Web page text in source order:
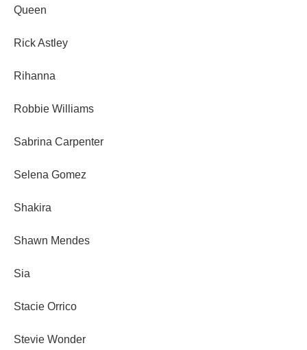
Queen
Rick Astley
Rihanna
Robbie Williams
Sabrina Carpenter
Selena Gomez
Shakira
Shawn Mendes
Sia
Stacie Orrico
Stevie Wonder